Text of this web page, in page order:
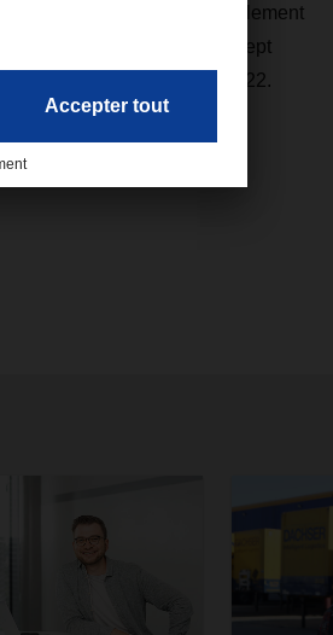
employés travaillant actuellement
dispose au total de sept
prévue à Faro en 2022.